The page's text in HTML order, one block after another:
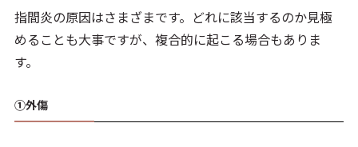
指間炎の原因はさまざまです。どれに該当するのか見極
めることも大事ですが、複合的に起こる場合もありま
す。
①外傷